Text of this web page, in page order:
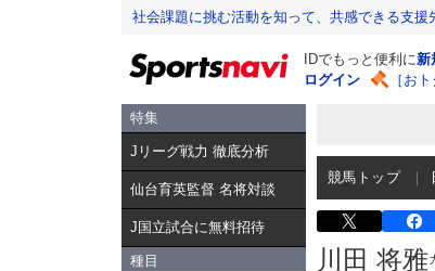
社会課題に挑む活動を知って、共感できる支援
IDでもっと便利に新
ログイン
［お
特集
Jリーグ戦力 徹底分析
仙台育英監督 名将対談
J国立試合に無料招待
種目
競馬トップ
川田 将雅